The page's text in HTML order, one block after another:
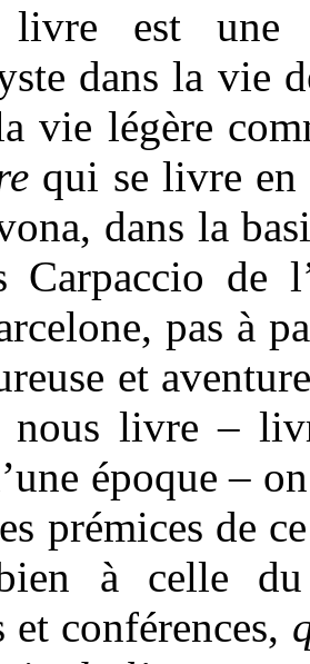
livre est
dans la vie
vie légère
qui se livre
dans la
Carpaccio de
pas à
et
livre –
époque –
prémices de
à celle du
et conférences,